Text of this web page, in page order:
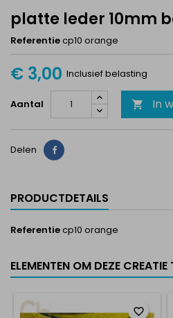
platte leder 10mm
Referentiecp10 orange
€ 3,00 Inclusief belasting
Aantal  In
Delen Delen
PRODUCTDETAILS
Referentiecp10 orange
ELEMENTEN OM DEZE CREATIE
favorite_border